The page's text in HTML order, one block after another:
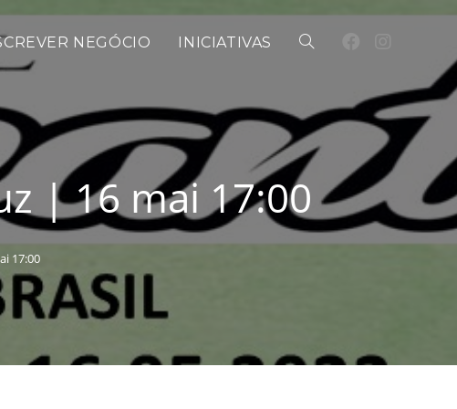
NEGÓCIO INICIATIVAS
| 16 mai 17:00
17:00